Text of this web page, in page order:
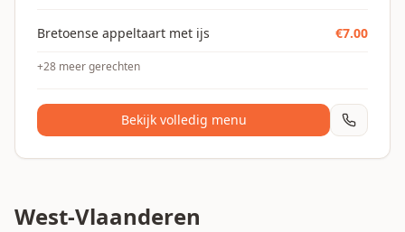
Bretoense appeltaart met ijs €7.00
+28 meer gerechten
Bekijk volledig menu
West-Vlaanderen